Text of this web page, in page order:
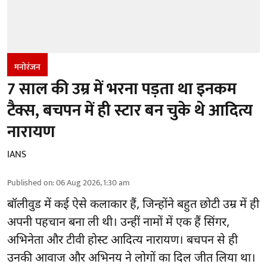
मनोरंजन
7 साल की उम्र में भरना पड़ता था इनकम
टैक्स, बचपन में ही स्टार बन चुके थे आदित्य
नारायण
IANS
Published on:06 Aug 2026, 1:30 am
बॉलीवुडमें कई ऐसे कलाकार हैं, जिन्होंने बहुत छोटी उम्र में ही
अपनी पहचान बना ली थी। उन्हीं नामों में एक हैं सिंगर,
अभिनेता और टीवी होस्ट आदित्य नारायण। बचपन से ही
उनकी आवाज और अभिनय ने लोगों का दिल जीत लिया था।